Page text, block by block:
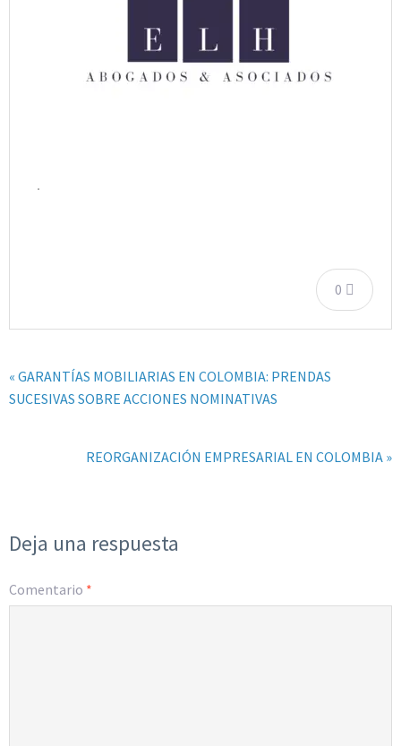
.
0
« GARANTÍAS MOBILIARIAS EN COLOMBIA: PRENDAS
SUCESIVAS SOBRE ACCIONES NOMINATIVAS
REORGANIZACIÓN EMPRESARIAL EN COLOMBIA »
Deja una respuesta
Comentario *